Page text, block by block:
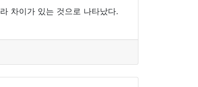
차이가 있는 것으로 나타났다.